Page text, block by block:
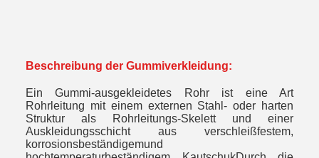
Beschreibung der Gummiverkleidung:
Ein Gummi-ausgekleidetes Rohr ist eine Art
Rohrleitung mit einem externen Stahl- oder harten
Struktur als Rohrleitungs-Skelett und einer
Auskleidungsschicht aus verschleißfestem,
korrosionsbeständigemund